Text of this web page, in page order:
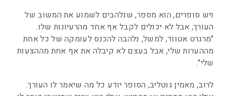
ויש סופרים, הוא מספר, שנלהבים לשמוע את המשוב של
העורך, אבל לא יכולים לקבל אף אחד מהרעיונות שלו.
"מרגרט אטווד, למשל, נלהבה להכנס לעומקה של כל אחת
מההערות שלי, אבל בעצם לא קיבלה את אף אחת מההצעות
שלי".
לרוב, מאמין גוטליב, הסופר יודע כל מה שיאמר לו העורך.